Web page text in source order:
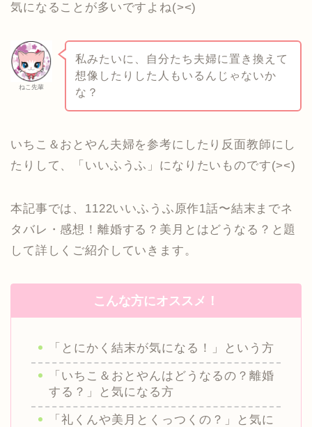
気になることが多いですよね(><)
ねこ先輩
私みたいに、自分たち夫婦に置き換えて
想像したりした人もいるんじゃないか
な？
いちこ＆おとやん夫婦を参考にしたり反面教師にし
たりして、「いいふうふ」になりたいものです(><)
本記事では、1122いいふうふ原作1話〜結末までネ
タバレ・感想！離婚する？美月とはどうなる？と題
して詳しくご紹介していきます。
こんな方にオススメ！
「とにかく結末が気になる！」という方
「いちこ＆おとやんはどうなるの？離婚
する？」と気になる方
「礼くんや美月とくっつくの？」と気に